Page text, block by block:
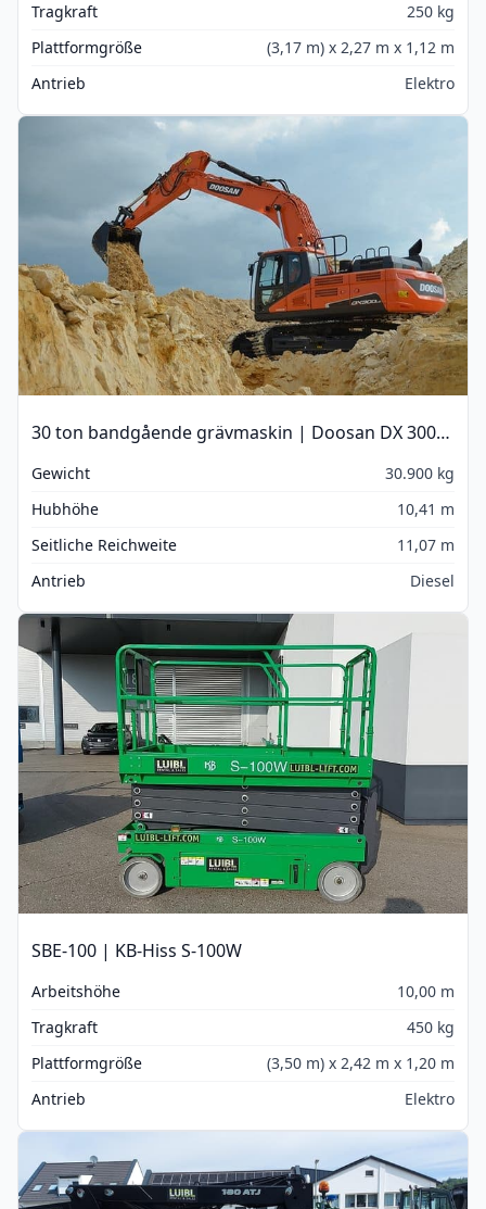
Tragkraft
250 kg
Plattformgröße
(3,17 m) x 2,27 m x 1,12 m
Antrieb
Elektro
30 ton bandgående grävmaskin | Doosan DX 300LC-5
Gewicht
30.900 kg
Hubhöhe
10,41 m
Seitliche Reichweite
11,07 m
Antrieb
Diesel
SBE-100 | KB-Hiss S-100W
Arbeitshöhe
10,00 m
Tragkraft
450 kg
Plattformgröße
(3,50 m) x 2,42 m x 1,20 m
Antrieb
Elektro